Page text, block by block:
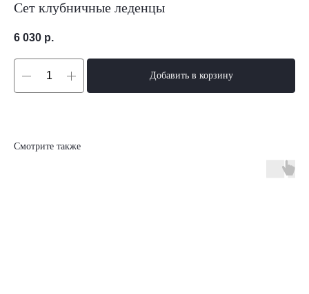
Сет клубничные леденцы
6 030 р.
Добавить в корзину
Смотрите также